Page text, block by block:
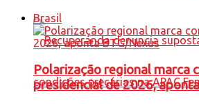
Brasil
Polarização regional marca
presidencial de 2026,